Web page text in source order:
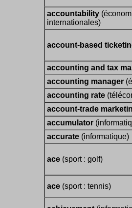
accountability
internationales)
account-based
accounting and tax
accounting manager
accounting rate
account-trade
accumulator
accurate (informatique)
ace (sport : golf)
ace (sport : tennis)